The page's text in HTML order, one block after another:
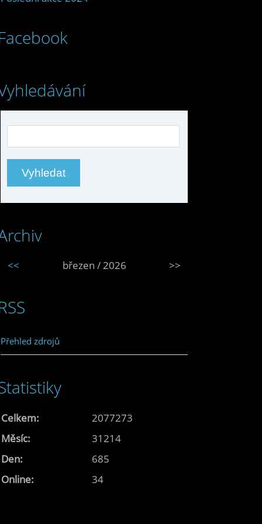
<< březen / 2026 >>
Přehled zdrojů
Online: 34
Celkem:
2077273
Měsíc:
31214
Den:
685